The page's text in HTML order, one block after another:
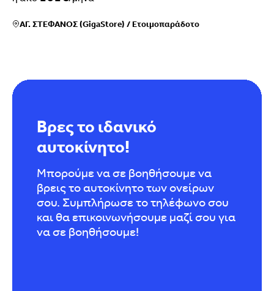
ΑΓ. ΣΤΕΦΑΝΟΣ (GigaStore) /Ετοιμοπαράδοτο
Βρες το ιδανικό
αυτοκίνητο!
Μπορούμε να σε βοηθήσουμε να
βρεις το αυτοκίνητο των ονείρων
σου. Συμπλήρωσε το τηλέφωνο σου
και θα επικοινωνήσουμε μαζί σου για
να σε βοηθήσουμε!